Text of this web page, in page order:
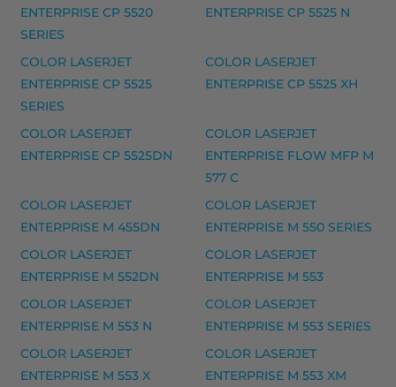
Yhteensopivat tulostimet
HP musteet
HP 901XL mustekasetti, kolmivärinen – tarvike,
HP 901XL mustekasetti, musta – tarvike, premium
HP 901 -kolmivärinen – tarvike, premium
HP 301 mustekasetti musteet
HP 301 mustekasetti, kolmivärinen – tarvike,
ENTERPRISE CP 5520
SERIES
ENTERPRISE CP 5525 N
COLOR LASERJET
ENTERPRISE CP 5525
SERIES
COLOR LASERJET
ENTERPRISE CP 5525 XH
COLOR LASERJET
ENTERPRISE CP 5525DN
COLOR LASERJET
ENTERPRISE FLOW MFP M
577 C
COLOR LASERJET
ENTERPRISE M 455DN
COLOR LASERJET
ENTERPRISE M 550 SERIES
COLOR LASERJET
ENTERPRISE M 552DN
COLOR LASERJET
ENTERPRISE M 553
COLOR LASERJET
ENTERPRISE M 553 N
COLOR LASERJET
ENTERPRISE M 553 SERIES
COLOR LASERJET
ENTERPRISE M 553 X
COLOR LASERJET
ENTERPRISE M 553 XM